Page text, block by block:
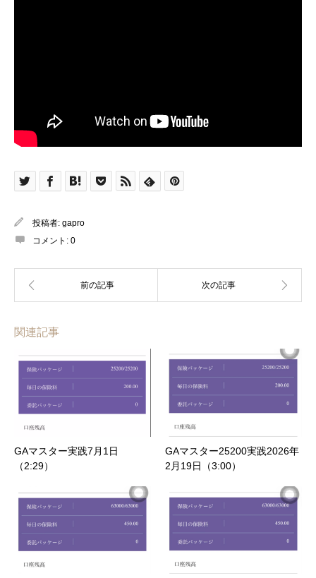
投稿者: gapro
コメント: 0
関連記事
GAマスター実践7月1日
（2:29）
GAマスター25200実践2026年
2月19日（3:00）